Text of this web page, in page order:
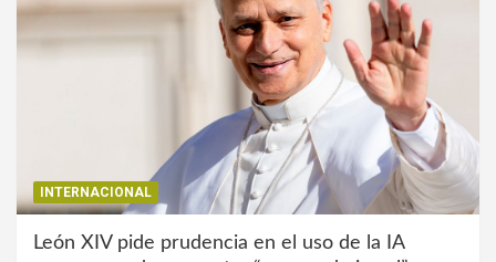
INTERNACIONAL
León XIV pide prudencia en el uso de la IA